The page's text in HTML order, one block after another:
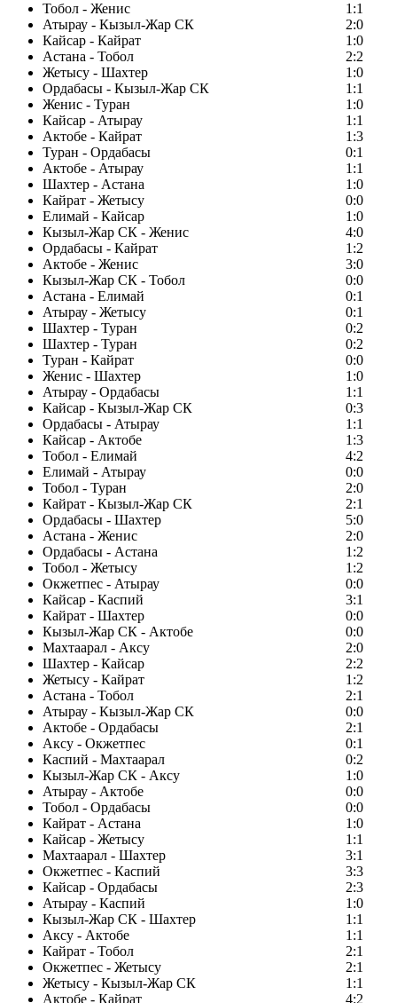
Тобол - Женис
1:1
Атырау - Кызыл-Жар СК
2:0
Кайсар - Кайрат
1:0
Астана - Тобол
2:2
Жетысу - Шахтер
1:0
Ордабасы - Кызыл-Жар СК
1:1
Женис - Туран
1:0
Кайсар - Атырау
1:1
Актобе - Кайрат
1:3
Туран - Ордабасы
0:1
Актобе - Атырау
1:1
Шахтер - Астана
1:0
Кайрат - Жетысу
0:0
Елимай - Кайсар
1:0
Кызыл-Жар СК - Женис
4:0
Ордабасы - Кайрат
1:2
Актобе - Женис
3:0
Кызыл-Жар СК - Тобол
0:0
Астана - Елимай
0:1
Атырау - Жетысу
0:1
Шахтер - Туран
0:2
Шахтер - Туран
0:2
Туран - Кайрат
0:0
Женис - Шахтер
1:0
Атырау - Ордабасы
1:1
Кайсар - Кызыл-Жар СК
0:3
Ордабасы - Атырау
1:1
Кайсар - Актобе
1:3
Тобол - Елимай
4:2
Елимай - Атырау
0:0
Тобол - Туран
2:0
Кайрат - Кызыл-Жар СК
2:1
Ордабасы - Шахтер
5:0
Астана - Женис
2:0
Ордабасы - Астана
1:2
Тобол - Жетысу
1:2
Окжетпес - Атырау
0:0
Кайсар - Каспий
3:1
Кайрат - Шахтер
0:0
Кызыл-Жар СК - Актобе
0:0
Махтаарал - Аксу
2:0
Шахтер - Кайсар
2:2
Жетысу - Кайрат
1:2
Астана - Тобол
2:1
Атырау - Кызыл-Жар СК
0:0
Актобе - Ордабасы
2:1
Аксу - Окжетпес
0:1
Каспий - Махтаарал
0:2
Кызыл-Жар СК - Аксу
1:0
Атырау - Актобе
0:0
Тобол - Ордабасы
0:0
Кайрат - Астана
1:0
Кайсар - Жетысу
1:1
Махтаарал - Шахтер
3:1
Окжетпес - Каспий
3:3
Кайсар - Ордабасы
2:3
Атырау - Каспий
1:0
Кызыл-Жар СК - Шахтер
1:1
Аксу - Актобе
1:1
Кайрат - Тобол
2:1
Окжетпес - Жетысу
2:1
Жетысу - Кызыл-Жар СК
1:1
Актобе - Кайрат
4:2